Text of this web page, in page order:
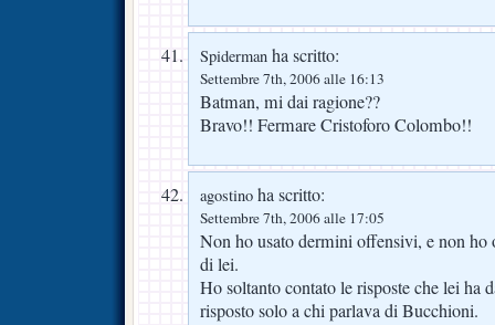
Spiderman ha scritto:
Settembre 7th, 2006 alle 16:13
Batman, mi dai ragione??
Bravo!! Fermare Cristoforo Colombo!!
agostino ha scritto:
Settembre 7th, 2006 alle 17:05
Non ho usato dermini offensivi, e non ho
di lei.
Ho soltanto contato le risposte che lei ha
risposto solo a chi parlava di Bucchioni.